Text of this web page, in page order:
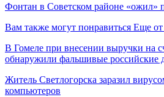
Фонтан в Советском районе «ожил»
Вам также могут понравиться Еще от
В Гомеле при внесении выручки на
обнаружили фальшивые российские
Житель Светлогорска заразил
компьютеров